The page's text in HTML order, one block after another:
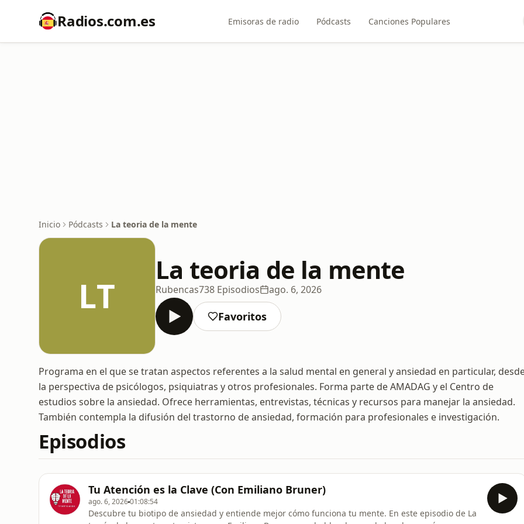
Radios.com.es Emisoras de radio Pódcasts Canciones Populares
Inicio Pódcasts La teoria de la mente
LT
La teoria de la mente
Rubencas738 Episodios ago. 6, 2026
Favoritos
Programa en el que se tratan aspectos referentes a la salud mental en general y ansiedad en particular,
la perspectiva de psicólogos, psiquiatras y otros profesionales. Forma parte de AMADAG y el Centro de
estudios sobre la ansiedad. Ofrece herramientas, entrevistas, técnicas y recursos para manejar la ansiedad.
También contempla la difusión del trastorno de ansiedad, formación para profesionales e investigación.
Episodios
Tu Atención es la Clave (Con Emiliano Bruner)
ago. 6, 202601:08:54
Descubre tu biotipo de ansiedad y entiende mejor cómo funciona tu mente. En este episodio de La